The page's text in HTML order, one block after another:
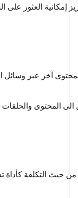
إمكانية العثور
آخر عبر وسائل
المحتوى
حيث التكلفة كأداة